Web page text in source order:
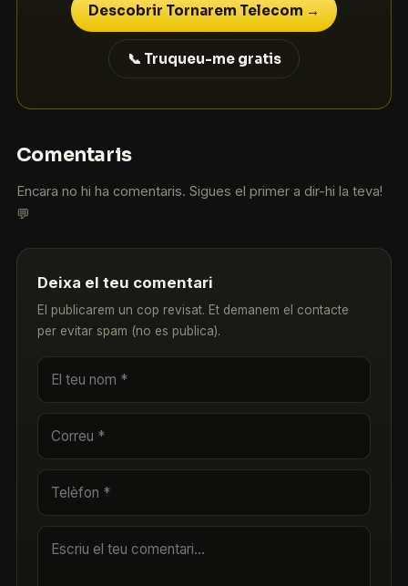
Descobrir Tornarem Telecom →
📞 Truqueu-me gratis
Comentaris
Encara no hi ha comentaris. Sigues el primer a dir-hi la teva!
💬
Deixa el teu comentari
El publicarem un cop revisat. Et demanem el contacte
per evitar spam (no es publica).